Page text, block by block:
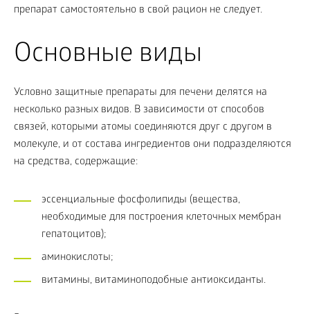
препарат самостоятельно в свой рацион не следует.
Основные виды
Условно защитные препараты для печени делятся на
несколько разных видов. В зависимости от способов
связей, которыми атомы соединяются друг с другом в
молекуле, и от состава ингредиентов они подразделяются
на средства, содержащие:
эссенциальные фосфолипиды (вещества,
необходимые для построения клеточных мембран
гепатоцитов);
аминокислоты;
витамины, витаминоподобные антиоксиданты.